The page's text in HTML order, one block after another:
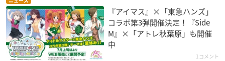
『アイマス』×「東急ハンズ」
コラボ第3弾開催決定！『Side
M』×「アトレ秋葉原」も開催
中
1コメント